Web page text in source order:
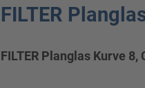
FILTER
FILTER Planglas Kurve